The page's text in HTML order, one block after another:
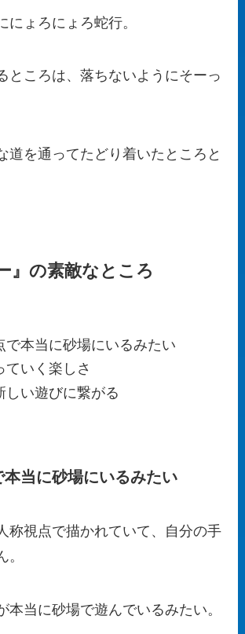
にょろにょろ蛇行。
ところは、落ちないようにそーっ
道を通ってたどり着いたところと
』の素敵なところ
で本当に砂場にいるみたい
ていく楽しさ
しい遊びに繋がる
本当に砂場にいるみたい
称視点で描かれていて、自分の手
。
本当に砂場で遊んでいるみたい。